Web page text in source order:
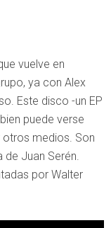
vuelve en
ya con Alex
Este disco -un EP
puede verse
medios. Son
Juan Serén.
por Walter